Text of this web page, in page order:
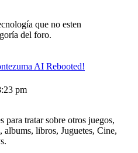
que no esten
del foro.
AI Rebooted!
pm
para tratar sobre otros juegos,
libros, Juguetes, Cine,